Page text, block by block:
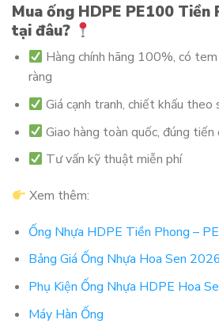
Mua ống HDPE PE100 Tiền
tại đâu?
Hàng chính hãng 100%, có
ràng
Giá cạnh tranh, chiết khấu theo
Giao hàng toàn quốc, đúng tiến
Tư vấn kỹ thuật miễn phí
Xem thêm:
Ống Nhựa HDPE Tiền Phong –
Bảng Giá Ống Nhựa Hoa Sen 2026
Phụ Kiện Ống Nhựa HDPE Hoa
Máy Hàn Ống